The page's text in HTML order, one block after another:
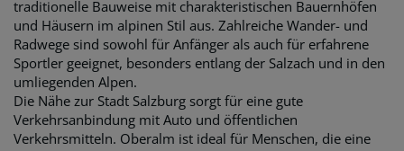
traditionelle Bauweise mit charakteristischen Bauernhöfen
und Häusern im alpinen Stil aus. Zahlreiche Wander- und
Radwege sind sowohl für Anfänger als auch für erfahrene
Sportler geeignet, besonders entlang der Salzach und in den
umliegenden Alpen.
Die Nähe zur Stadt Salzburg sorgt für eine gute
Verkehrsanbindung mit Auto und öffentlichen
Verkehrsmitteln. Oberalm ist ideal für Menschen, die eine